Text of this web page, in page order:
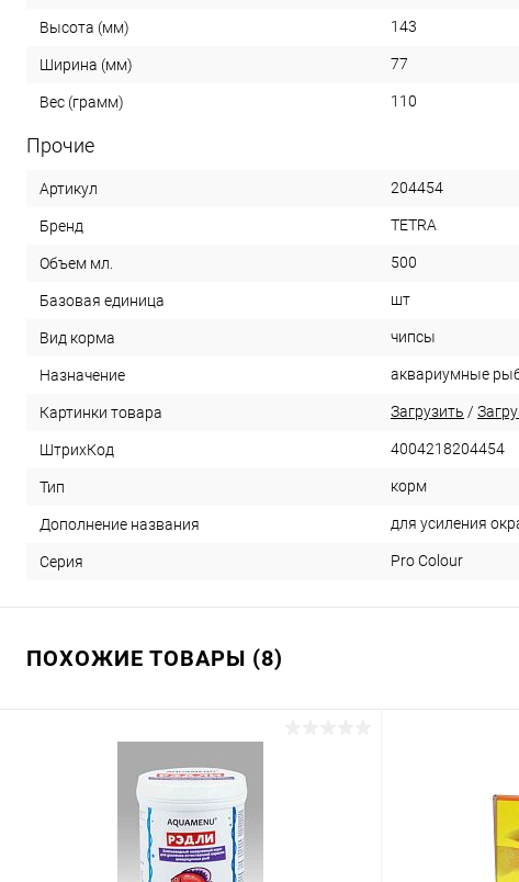
Высота (мм) 143
Ширина (мм) 77
Вес (грамм) 110
Прочие
Артикул 204454
Бренд TETRA
Объем мл. 500
Базовая единица шт
Вид корма чипсы
Назначение аквариумные
Картинки товара Загрузить /
ШтрихКод 4004218204454
Тип корм
Дополнение названия для усиления
Серия Pro Colour
ПОХОЖИЕ ТОВАРЫ (8)